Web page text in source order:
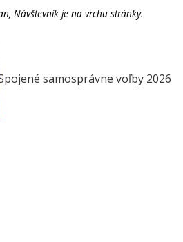
Návštevník je na vrchu stránky.
samosprávne voľby 2026